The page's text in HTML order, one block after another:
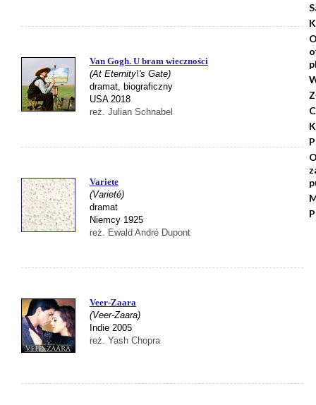
Van Gogh. U bram wieczności
(At Eternity\'s Gate)
dramat, biograficzny
USA 2018
reż. Julian Schnabel
Variete
(Varieté)
dramat
Niemcy 1925
reż. Ewald André Dupont
Veer-Zaara
(Veer-Zaara)
Indie 2005
reż. Yash Chopra